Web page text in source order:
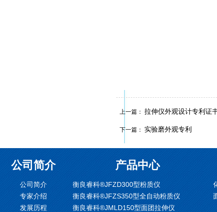
上一篇： 拉伸仪外观设计专利证
下一篇： 实验磨外观专利
公司简介
公司简介
专家介绍
发展历程
产品中心
衡良睿科®JFZD300型粉质仪
衡良睿科®JFZS350型全自动粉质仪
衡良睿科®JMLD150型面团拉伸仪